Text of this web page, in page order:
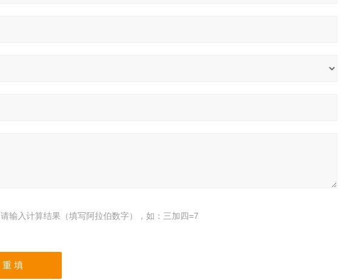
请输入计算结果（填写阿拉伯数字），如：三加四=7